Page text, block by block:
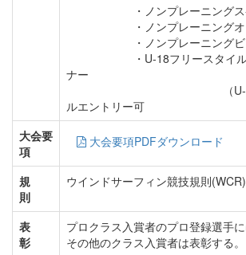
・ノンプレーニングスペシ
・ノンプレーニングオープ
・ノンプレーニングビギナ
・U-18フリースタイルチャ
ナー
（U-18チャレンジク
ルエントリー可
大会要
項
大会要項PDFダウンロード
規
則
ウインドサーフィン競技規則
表
彰
プロクラス入賞者のプロ登録選手
その他のクラス入賞者は表彰する。